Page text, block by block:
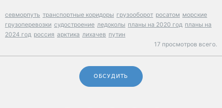
севморпуть транспортные коридоры грузооборот росатом морские
грузоперевозки судостроение ледоколы планы на 2020 год планы на
2024 год россия арктика лихачев путин
17 просмотров всего.
ОБСУДИТЬ